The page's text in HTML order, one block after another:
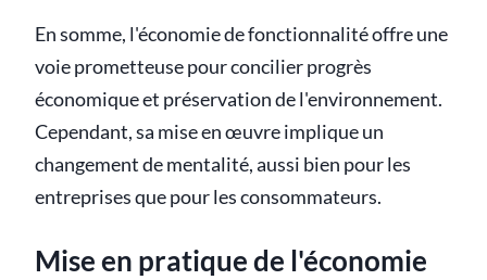
En somme, l'économie de fonctionnalité offre une
voie prometteuse pour concilier progrès
économique et préservation de l'environnement.
Cependant, sa mise en œuvre implique un
changement de mentalité, aussi bien pour les
entreprises que pour les consommateurs.
Mise en pratique de l'économie